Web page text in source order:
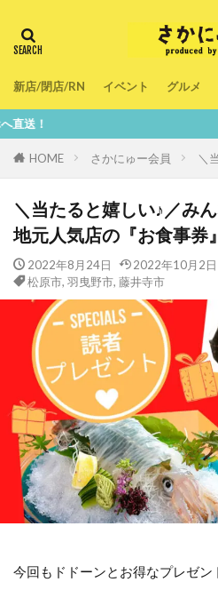
新店/閉店/RN イベント グルメ
HOME さかにゅー会員 ＼
＼当たると嬉しい♪／み
地元人気店の『お食事券
2022年8月24日 2022年10月2日
松原市, 羽曳野市, 藤井寺市
今回もドドーンとお得なプレゼン